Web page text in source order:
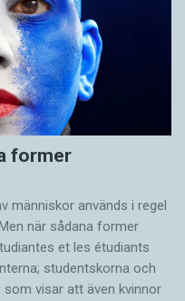
former
människor används i regel
när sådana ­former
et les étudiants
studentskorna och
som visar att även kvinnor